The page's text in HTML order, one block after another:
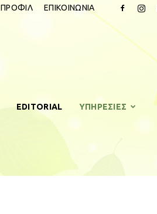
ΠΡΟΦΙΛ ΕΠΙΚΟΙΝΩΝΙΑ
EDITORIAL ΥΠΗΡΕΣΙΕΣ